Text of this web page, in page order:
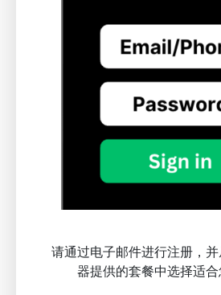
请通过电子邮件进行注册，
器提供的套餐中选择适合